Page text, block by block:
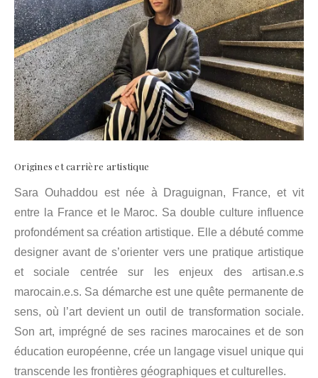
Origines et carrière artistique
Sara Ouhaddou est née à Draguignan, France, et vit
entre la France et le Maroc. Sa double culture influence
profondément sa création artistique. Elle a débuté comme
designer avant de s’orienter vers une pratique artistique
et sociale centrée sur les enjeux des artisan.e.s
marocain.e.s. Sa démarche est une quête permanente de
sens, où l’art devient un outil de transformation sociale.
Son art, imprégné de ses racines marocaines et de son
éducation européenne, crée un langage visuel unique qui
transcende les frontières géographiques et culturelles.